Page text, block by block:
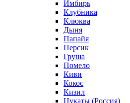
Имбирь
Клубника
Клюква
Дыня
Папайя
Персик
Груша
Помело
Киви
Кокос
Кизил
Цукаты (Россия)